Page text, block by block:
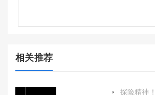
相关推荐
探险精神